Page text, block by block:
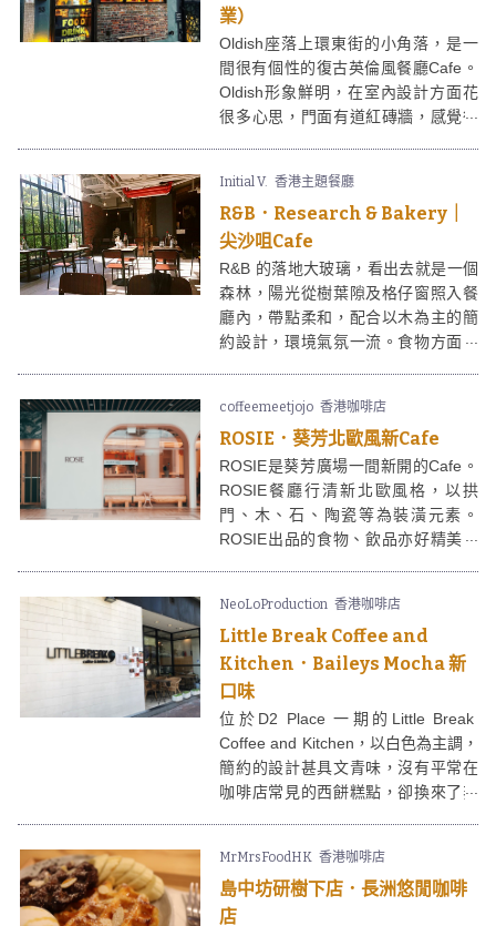
業）
Oldish座落上環東街的小角落，是一
間很有個性的復古英倫風餐廳Cafe。
Oldish形象鮮明，在室內設計方面花
很多心思，門面有道紅磚牆，感覺很
中的「最佳美術指導獎」非佢莫屬。
Initial V. 香港主題餐廳
R&B．Research & Bakery｜
尖沙咀Cafe
R&B 的落地大玻璃，看出去就是一個
森林，陽光從樹葉隙及格仔窗照入餐
廳內，帶點柔和，配合以木為主的簡
約設計，環境氣氛一流。食物方面，
coffeemeetjojo 香港咖啡店
ROSIE．葵芳北歐風新Cafe
ROSIE是葵芳廣場一間新開的Cafe。
ROSIE餐廳行清新北歐風格，以拱
門、木、石、陶瓷等為裝潢元素。
ROSIE出品的食物、飲品亦好精美，
NeoLoProduction 香港咖啡店
Little Break Coffee and
Kitchen．Baileys Mocha 新
口味
位於D2 Place 一期的Little Break
Coffee and Kitchen，以白色為主調，
簡約的設計甚具文青味，沒有平常在
咖啡店常見的西餅糕點，卻換來了非
MrMrsFoodHK 香港咖啡店
島中坊研樹下店．長洲悠閒咖啡
店